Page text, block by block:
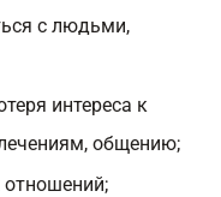
с людьми,
интереса к
общению;